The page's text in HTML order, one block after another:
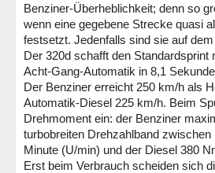
Benziner-Überheblichkeit; denn so
wenn eine gegebene Strecke quasi
festsetzt. Jedenfalls sind sie auf
Der 320d schafft den
Acht-Gang-Automatik in 8,1
Der Benziner erreicht 250 km/h als
Automatik-Diesel 225 km/h. Beim
Drehmoment ein: der Benziner
turbobreiten Drehzahlband
Minute (U/min) und der Diesel 380
Erst beim Verbrauch scheiden sich